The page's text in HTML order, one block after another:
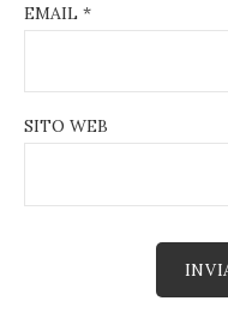
EMAIL *
SITO WEB